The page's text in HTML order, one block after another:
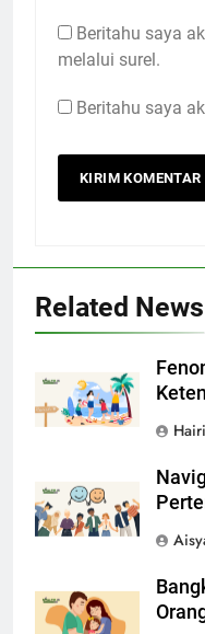
Beritahu saya
melalui surel.
Beritahu saya
Related News